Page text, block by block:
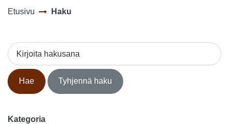
Etusivu Haku
Kirjoita hakusana
Hae Tyhjennä haku
Kategoria